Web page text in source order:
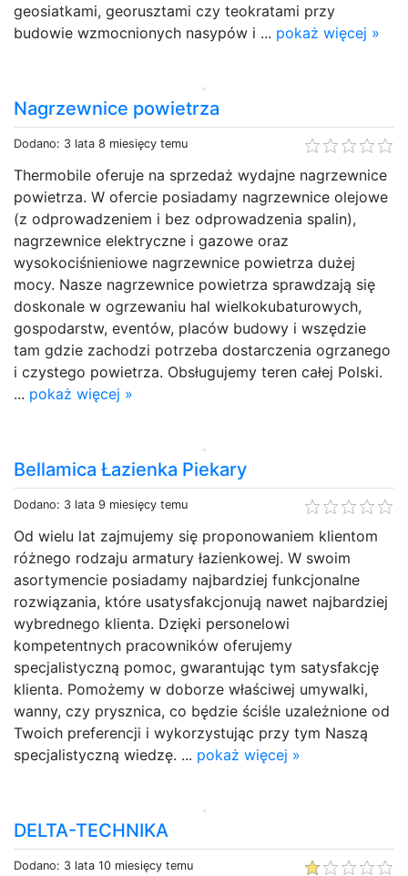
geosiatkami, georusztami czy teokratami przy
budowie wzmocnionych nasypów i ... pokaż więcej »
Nagrzewnice powietrza
Dodano: 3 lata 8 miesięcy temu
Thermobile oferuje na sprzedaż wydajne nagrzewnice
powietrza. W ofercie posiadamy nagrzewnice olejowe
(z odprowadzeniem i bez odprowadzenia spalin),
nagrzewnice elektryczne i gazowe oraz
wysokociśnieniowe nagrzewnice powietrza dużej
mocy. Nasze nagrzewnice powietrza sprawdzają się
doskonale w ogrzewaniu hal wielkokubaturowych,
gospodarstw, eventów, placów budowy i wszędzie
tam gdzie zachodzi potrzeba dostarczenia ogrzanego
i czystego powietrza. Obsługujemy teren całej Polski.
... pokaż więcej »
Bellamica Łazienka Piekary
Dodano: 3 lata 9 miesięcy temu
Od wielu lat zajmujemy się proponowaniem klientom
różnego rodzaju armatury łazienkowej. W swoim
asortymencie posiadamy najbardziej funkcjonalne
rozwiązania, które usatysfakcjonują nawet najbardziej
wybrednego klienta. Dzięki personelowi
kompetentnych pracowników oferujemy
specjalistyczną pomoc, gwarantując tym satysfakcję
klienta. Pomożemy w doborze właściwej umywalki,
wanny, czy prysznica, co będzie ściśle uzależnione od
Twoich preferencji i wykorzystując przy tym Naszą
specjalistyczną wiedzę. ... pokaż więcej »
DELTA-TECHNIKA
Dodano: 3 lata 10 miesięcy temu